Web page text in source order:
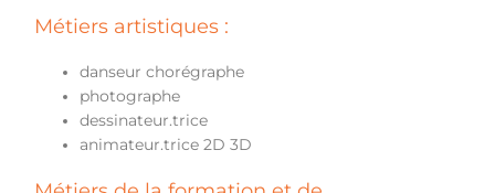
Métiers artistiques :
danseur chorégraphe
photographe
dessinateur.trice
animateur.trice 2D 3D